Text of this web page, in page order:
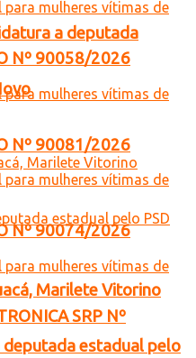
a deputada
Marilete Vitorino
estadual pelo
Nº 90058/2026
Nº 90081/2026
Nº 90074/2026
SRP Nº